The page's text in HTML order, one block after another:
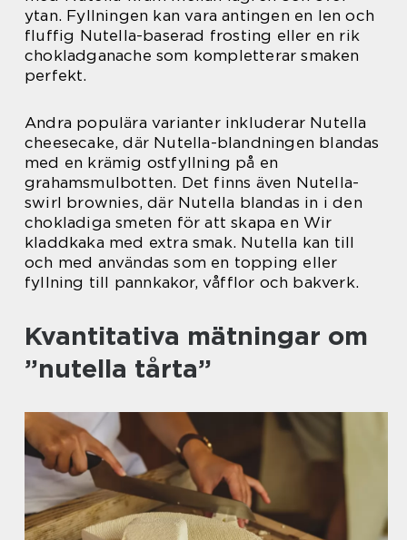
ytan. Fyllningen kan vara antingen en len och
fluffig Nutella-baserad frosting eller en rik
chokladganache som kompletterar smaken
perfekt.
Andra populära varianter inkluderar Nutella
cheesecake, där Nutella-blandningen blandas
med en krämig ostfyllning på en
grahamsmulbotten. Det finns även Nutella-
swirl brownies, där Nutella blandas in i den
chokladiga smeten för att skapa en Wir
kladdkaka med extra smak. Nutella kan till
och med användas som en topping eller
fyllning till pannkakor, våfflor och bakverk.
Kvantitativa mätningar om
”nutella tårta”